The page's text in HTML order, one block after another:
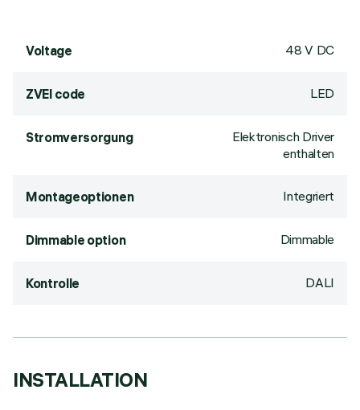
Voltage 48 V DC
ZVEI code LED
Stromversorgung
Elektronisch Driver
enthalten
Montageoptionen Integriert
Dimmable option Dimmable
Kontrolle DALI
INSTALLATION